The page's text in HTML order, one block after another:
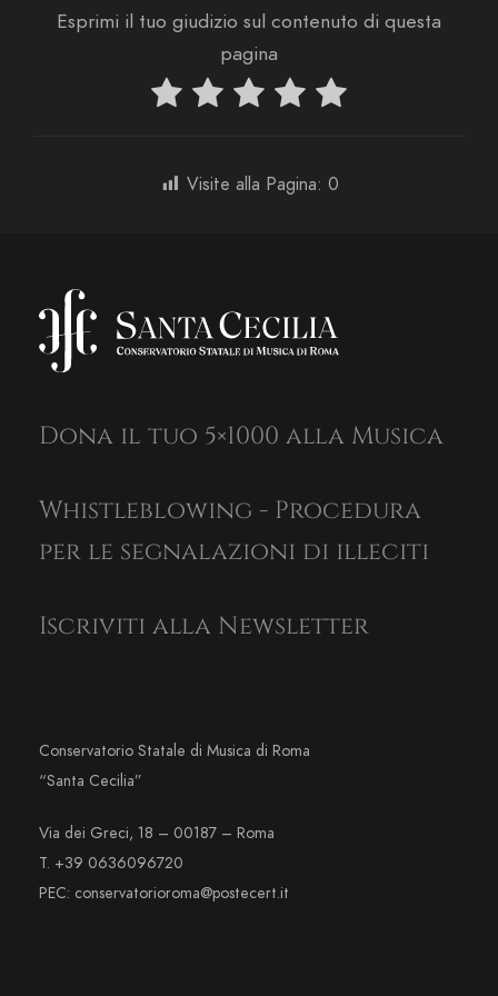
Esprimi il tuo giudizio sul contenuto di questa
pagina
Visite alla Pagina: 0
Dona il tuo 5×1000 alla Musica
Whistleblowing - Procedura
per le segnalazioni di illeciti
Iscriviti alla Newsletter
Conservatorio Statale di Musica di Roma
“Santa Cecilia”
Via dei Greci, 18 – 00187 – Roma
T. +39 0636096720
PEC: conservatorioroma@postecert.it